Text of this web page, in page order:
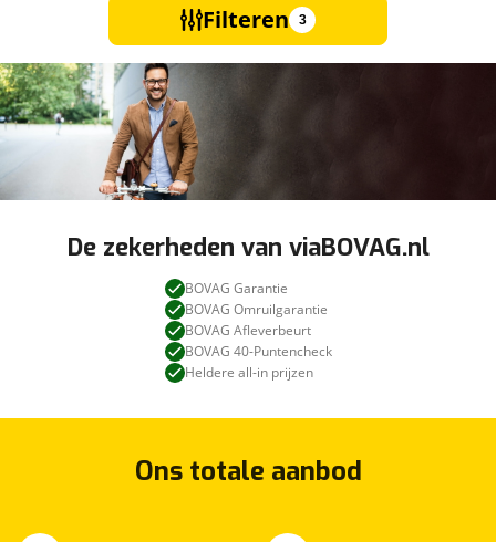
Filteren 3
De zekerheden van viaBOVAG.nl
BOVAG Garantie
BOVAG Omruilgarantie
BOVAG Afleverbeurt
BOVAG 40-Puntencheck
Heldere all-in prijzen
Ons totale aanbod